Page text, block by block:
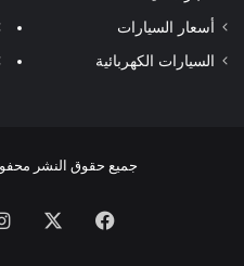
أسعار السيارات
السيارات الكهربائية
جميع حقوق النشر
فيسبوك